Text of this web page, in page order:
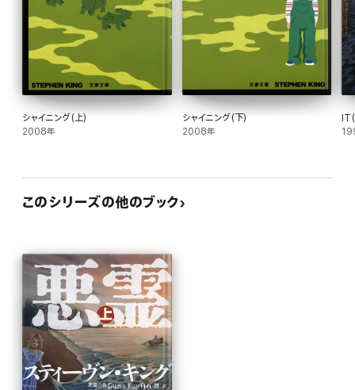
シャイニング(上)
2008年
シャイニング(下)
2008年
このシリーズの他のブック